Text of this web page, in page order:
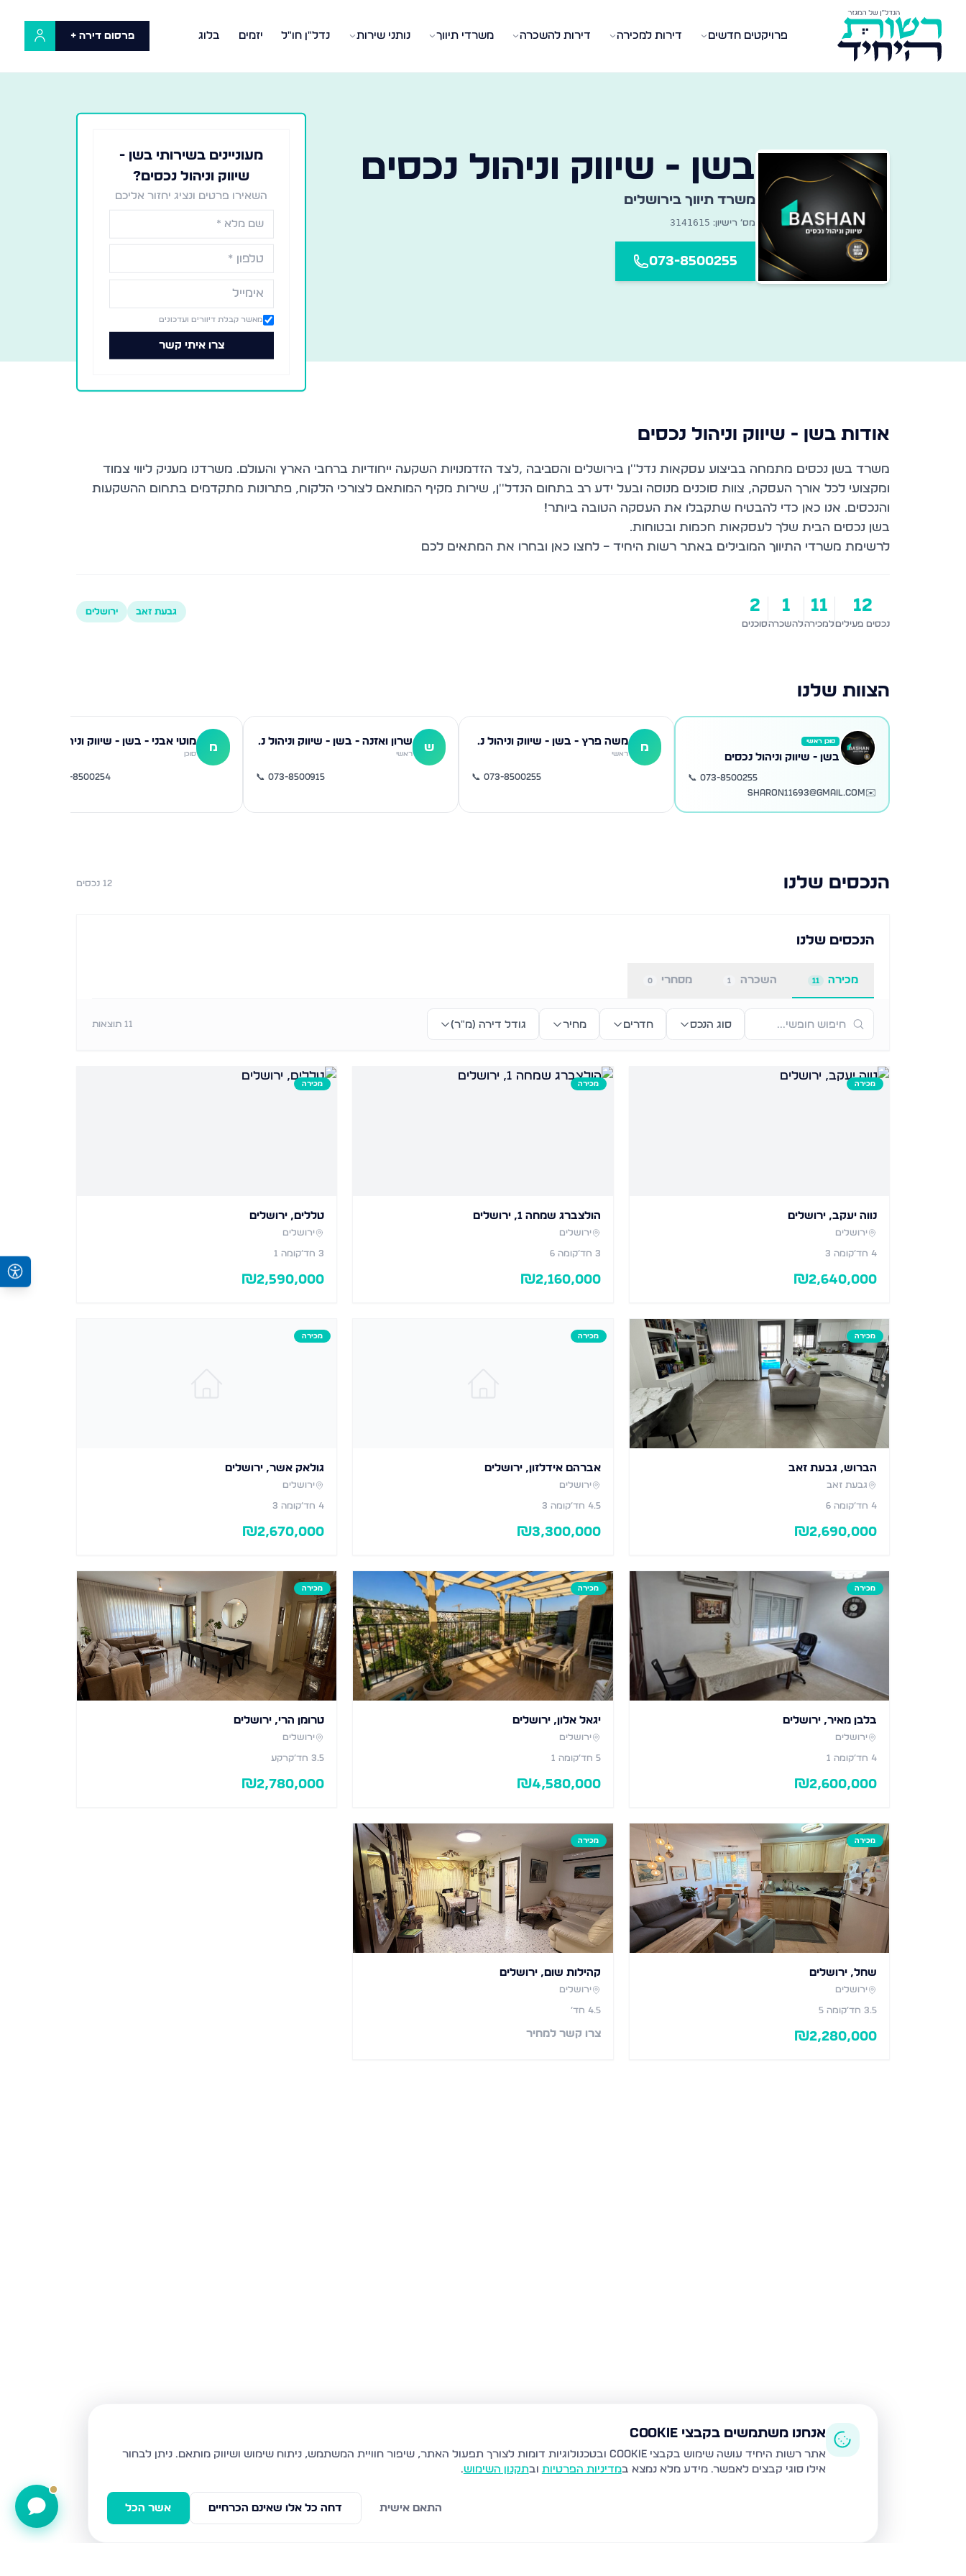
פרויקטים חדשים דירות למכירה דירות להשכרה משרדי תיווך נותני שירות נדל"ן חו"ל יזמים בלוג פרסום דירה +
בשן - שיווק וניהול נכסים
משרד תיווך בירושלים
מס׳ רישיון: 3141615
073-8500255
מעוניינים בשירותי בשן -
שיווק וניהול נכסים?
השאירו פרטים ונציג יחזור אליכם
מאשר קבלת דיוורים ועדכונים
צרו איתי קשר
אודות בשן - שיווק וניהול נכסים
משרד בשן נכסים מתמחה בביצוע עסקאות נדל''ן בירושלים והסביבה ,לצד הזדמנויות השקעה ייחודיות ברחבי הארץ והעולם. משרדנו מעניק ליווי צמוד
ומקצועי לכל אורך העסקה, צוות סוכנים מנוסה ובעל ידע רב בתחום הנדל''ן, שירות מקיף המותאם לצורכי הלקוח, פתרונות מתקדמים בתחום ההשקעות
לרשימת משרדי התיווך המובילים באתר רשות היחיד – לחצו כאן ובחרו את המתאים לכם
12
נכסים פעילים
11
למכירה
1
להשכרה
2
סוכנים
גבעת זאב ירושלים
הצוות שלנו
סוכן ראשי
בשן - שיווק וניהול נכסים
📞 073-8500255
✉️
sharon11693@gmail.com
מ משה פרץ - בשן - שיווק וניהול נכסים
ראשי
📞 073-8500255
ש שרון ואזנה - בשן - שיווק וניהול נכסים
ראשי
📞 073-8500915
מ
סוכן
073-8500254
הנכסים שלנו 12 נכסים
הנכסים שלנו
מכירה 11 השכרה 1 מסחרי 0
סוג הנכס חדרים מחיר גודל דירה (מ״ר) 11 תוצאות
מכירה
נווה יעקב, ירושלים
ירושלים
4 חד׳קומה 3
₪2,640,000
מכירה
הולצברג שמחה 1, ירושלים
ירושלים
3 חד׳קומה 6
₪2,160,000
מכירה
טללים, ירושלים
ירושלים
3 חד׳קומה 1
₪2,590,000
מכירה
הברוש, גבעת זאב
גבעת זאב
4 חד׳קומה 6
₪2,690,000
מכירה
אברהם אידלזון, ירושלים
ירושלים
4.5 חד׳קומה 3
₪3,300,000
מכירה
גולאק אשר, ירושלים
ירושלים
4 חד׳קומה 3
₪2,670,000
מכירה
בלבן מאיר, ירושלים
ירושלים
4 חד׳קומה 1
₪2,600,000
מכירה
יגאל אלון, ירושלים
ירושלים
5 חד׳קומה 1
₪4,580,000
מכירה
טרומן הרי, ירושלים
ירושלים
3.5 חד׳קרקע
₪2,780,000
מכירה
שחל, ירושלים
ירושלים
3.5 חד׳קומה 5
₪2,280,000
מכירה
קהילות שום, ירושלים
ירושלים
4.5 חד׳
צרו קשר למחיר
אנחנו משתמשים בקבצי Cookie
אתר רשות היחיד עושה שימוש בקבצי Cookie ובטכנולוגיות דומות לצורך תפעול האתר, שיפור חוויית המשתמש, ניתוח שימוש ושיווק מותאם.
ניתן לבחור
אילו סוגי קבצים לאפשר. מידע מלא נמצא במדיניות הפרטיות ובתקנון השימוש.
אשר הכל דחה כל אלו שאינם הכרחיים התאם אישית